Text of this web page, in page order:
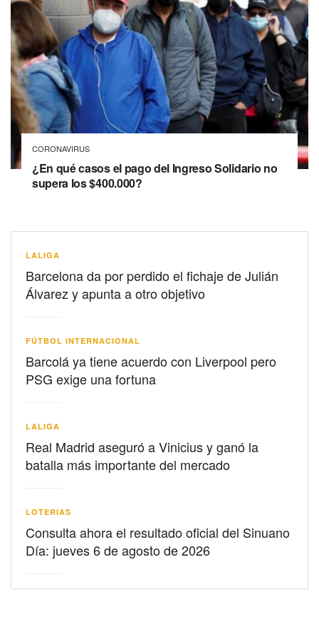
CORONAVIRUS
¿En qué casos el pago del Ingreso Solidario no
supera los $400.000?
LALIGA
Barcelona da por perdido el fichaje de Julián
Álvarez y apunta a otro objetivo
FÚTBOL INTERNACIONAL
Barcolá ya tiene acuerdo con Liverpool pero
PSG exige una fortuna
LALIGA
Real Madrid aseguró a Vinicius y ganó la
batalla más importante del mercado
LOTERIAS
Consulta ahora el resultado oficial del Sinuano
Día: jueves 6 de agosto de 2026